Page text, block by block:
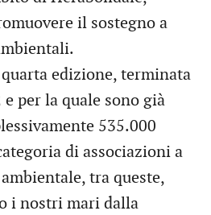
il sostegno a
edizione, terminata
per la quale sono già
535.000
di associazioni a
tra queste,
i nostri mari dalla